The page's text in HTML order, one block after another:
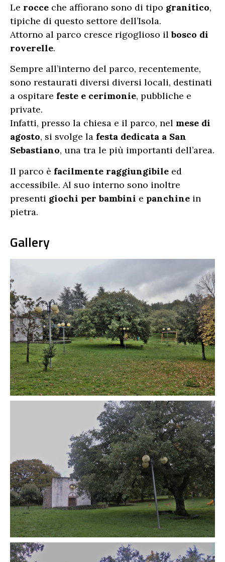
Le rocce che affiorano sono di tipo granitico,
tipiche di questo settore dell’Isola.
Attorno al parco cresce rigoglioso ilbosco di
roverelle.
Sempre all’interno del parco, recentemente,
sono restaurati diversi diversi locali, destinati
a ospitare feste e cerimonie, pubbliche e
private.
Infatti, presso la chiesa e il parco, nel mese di
agosto, si svolge la festa dedicata a San
Sebastiano, una tra le più importanti dell’area.
Il parco è facilmente raggiungibile ed
accessibile. Al suo interno sono inoltre
presenti giochi per bambini e panchine in
pietra.
Gallery